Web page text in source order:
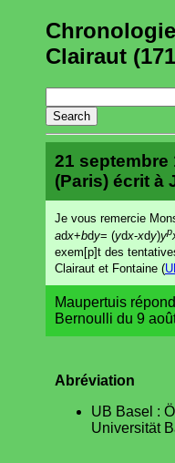
Clairaut
21 septembre
(Paris) écrit à
Je vous remercie
adx+bdy= (ydx-xdy)yp
exem[p]t des
Clairaut et Fontaine (
Maupertuis
Bernoulli du 9
Abréviation
UB Basel :
Universität